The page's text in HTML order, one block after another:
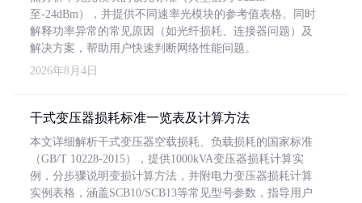
至-24dBm），并提供不同速率光模块的参考值表格。同时
解释功率异常的常见原因（如光纤损耗、连接器问题）及
解决方案，帮助用户快速判断网络性能问题。
2026年8月4日
干式变压器损耗标准一览表及计算方法
本文详细解析干式变压器空载损耗、负载损耗的国家标准
（GB/T 10228-2015），提供1000kVA变压器损耗计算实
例，分步骤说明变损计算方法，并附电力变压器损耗计算
实例表格，涵盖SCB10/SCB13等常见型号参数，指导用户